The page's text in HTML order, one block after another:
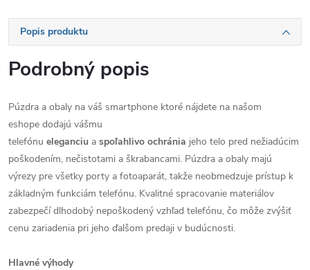
Popis produktu
Podrobný popis
Púzdra a obaly na váš smartphone ktoré nájdete na našom
eshope dodajú vášmu
telefónu eleganciu a spoľahlivo ochránia jeho telo pred nežiadúcim
poškodením, nečistotami a škrabancami. Púzdra a obaly majú
výrezy pre všetky porty a fotoaparát, takže neobmedzuje prístup k
základným funkciám telefónu. Kvalitné spracovanie materiálov
zabezpečí dlhodobý nepoškodený vzhľad telefónu, čo môže zvýšiť
cenu zariadenia pri jeho ďalšom predaji v budúcnosti.
Hlavné výhody